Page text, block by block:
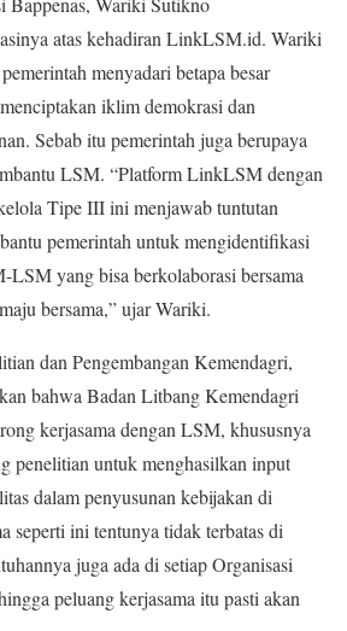
atas kehadiran LinkLSM.id. Wariki
menyadari betapa besar
iklim demokrasi dan
Sebab itu pemerintah juga berupaya
LSM. “Platform LinkLSM dengan
Tipe III ini menjawab tuntutan
pemerintah untuk mengidentifikasi
yang bisa berkolaborasi bersama
bersama,” ujar Wariki.
dan Pengembangan Kemendagri,
bahwa Badan Litbang Kemendagri
kerjasama dengan LSM, khususnya
penelitian untuk menghasilkan input
dalam penyusunan kebijakan di
seperti ini tentunya tidak terbatas di
juga ada di setiap Organisasi
peluang kerjasama itu pasti akan